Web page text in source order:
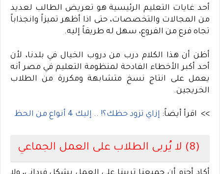
أحد غايات التعليم الرئيسية هو تعريض الطالب لعديد
من المجالات والتخصصات، حتى اذا أظهر تميزاً وانجذاباً
تجاه فرع من الفروع، سهل له طريقاً إليه.
أظن أن هذا الكلام درب من دروب الخيال في بلدنا، لأن
أحد أكبر الأخطاء الفادحة لمنظومة التعليم في مصر أنه
يعمل على انتاج نسخ متشابهة ومكررة من الطلاب
الخريجين.
>> اقرأ أيضاً: إزاي تزود حظك؟! .. إليك 4 أنواع من الحظ
(8) لا يُربى الطلاب على العمل الجماعي